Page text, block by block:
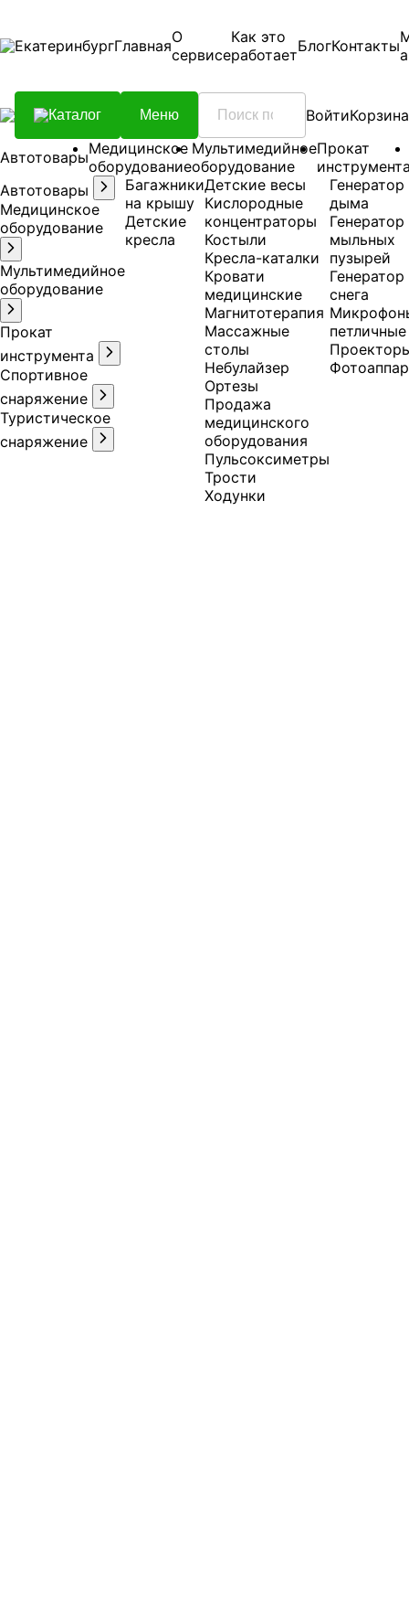
ЕкатеринбургГлавнаяО
сервисе
Как это
работаетБлогКонтакты
Каталог Меню ВойтиКорзина
АвтотоварыМедицинское
оборудование
Мультимедийное
оборудование
Прокат
Автотовары
Медицинское
оборудование
Мультимедийное
оборудование
Прокат
инструмента
Спортивное
снаряжение
Туристическое
снаряжение
Багажники
на крышу
Детские
кресла
Детские весы
Кислородные
концентраторы
Костыли
Кресла-каталки
Кровати
медицинские
Магнитотерапия
Массажные
столы
Небулайзер
Ортезы
Продажа
медицинского
оборудования
Пульсоксиметры
Трости
Ходунки
Генератор
дыма
Генератор
мыльных
пузырей
Генератор
снега
петличные